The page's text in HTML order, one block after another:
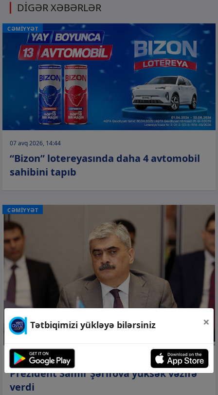
DİGƏR XƏBƏRLƏR
CƏMİYYƏT
07 avq 2026, 14:44
“Bizon” lotereyasında daha 4 avtomobil
sahibini tapıb
CƏMİYYƏT
07 avq 2026, 13:57
Prezident Samir Şərifova yüksək vəzifə
verdi
Tətbiqimizi yükləyə bilərsiniz ×